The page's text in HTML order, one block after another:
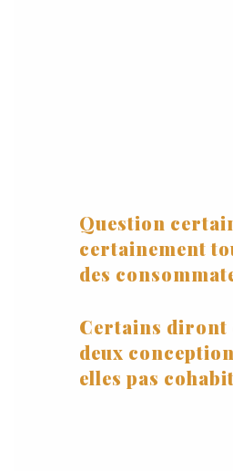
Question
certainement
des
Certains diront
deux
elles pas